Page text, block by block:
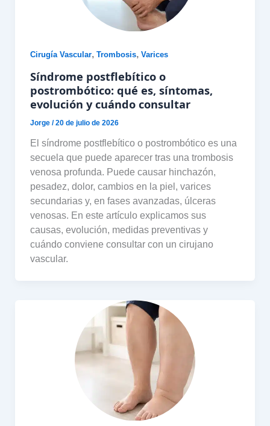
Cirugía Vascular, Trombosis, Varices
Síndrome postflebítico o
postrombótico: qué es, síntomas,
evolución y cuándo consultar
Jorge /20 de julio de 2026
El síndrome postflebítico o postrombótico es una
secuela que puede aparecer tras una trombosis
venosa profunda. Puede causar hinchazón,
pesadez, dolor, cambios en la piel, varices
secundarias y, en fases avanzadas, úlceras
venosas. En este artículo explicamos sus
causas, evolución, medidas preventivas y
cuándo conviene consultar con un cirujano
vascular.